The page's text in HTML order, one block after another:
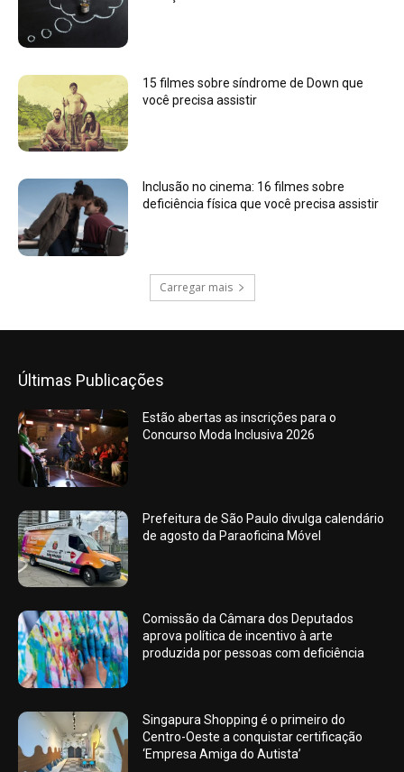
15 filmes sobre síndrome de Down que
você precisa assistir
Inclusão no cinema: 16 filmes sobre
deficiência física que você precisa assistir
Carregar mais
Últimas Publicações
Estão abertas as inscrições para o
Concurso Moda Inclusiva 2026
Prefeitura de São Paulo divulga calendário
de agosto da Paraoficina Móvel
Comissão da Câmara dos Deputados
aprova política de incentivo à arte
produzida por pessoas com deficiência
Singapura Shopping é o primeiro do
Centro-Oeste a conquistar certificação
‘Empresa Amiga do Autista’